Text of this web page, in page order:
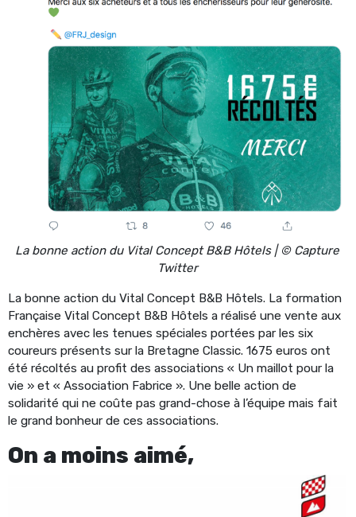
La bonne action du Vital Concept B&B Hôtels | © Capture
Twitter
La bonne action du Vital Concept B&B Hôtels. La formation
Française Vital Concept B&B Hôtels a réalisé une vente aux
enchères avec les tenues spéciales portées par les six
coureurs présents sur la Bretagne Classic. 1675 euros ont
été récoltés au profit des associations « Un maillot pour la
vie » et « Association Fabrice ». Une belle action de
solidarité qui ne coûte pas grand-chose à l’équipe mais fait
le grand bonheur de ces associations.
On a moins aimé,